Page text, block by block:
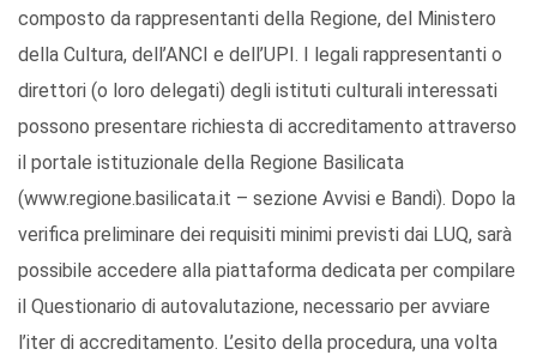
composto da rappresentanti della Regione, del Ministero
della Cultura, dell’ANCI e dell’UPI. I legali rappresentanti o
direttori (o loro delegati) degli istituti culturali interessati
possono presentare richiesta di accreditamento attraverso
il portale istituzionale della Regione Basilicata
(www.regione.basilicata.it – sezione Avvisi e Bandi). Dopo la
verifica preliminare dei requisiti minimi previsti dai LUQ, sarà
possibile accedere alla piattaforma dedicata per compilare
il Questionario di autovalutazione, necessario per avviare
l’iter di accreditamento. L’esito della procedura, una volta